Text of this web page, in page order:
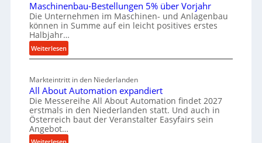
e
n
n
k
z
e
a
u
r
o
W
s
h
a
f
t
t
e
r
i
a
l
e
r
s
o
g
Maschinenbau-Bestellungen 5% über Vorjahr
Die Unternehmen im Maschinen- und Anlagenbau
können in Summe auf ein leicht positives erstes
Halbjahr…
Weiterlesen:
M
s
c
h
i
n
e
Markteintritt in den Niederlanden
All About Automation expandiert
Die Messereihe All About Automation findet 2027
erstmals in den Niederlanden statt. Und auch in
Österreich baut der Veranstalter Easyfairs sein
Angebot…
: